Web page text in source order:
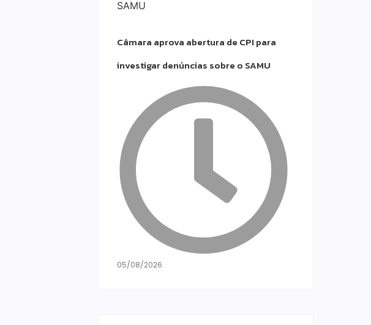
Câmara aprova abertura de CPI para
investigar denúncias sobre o SAMU
05/08/2026